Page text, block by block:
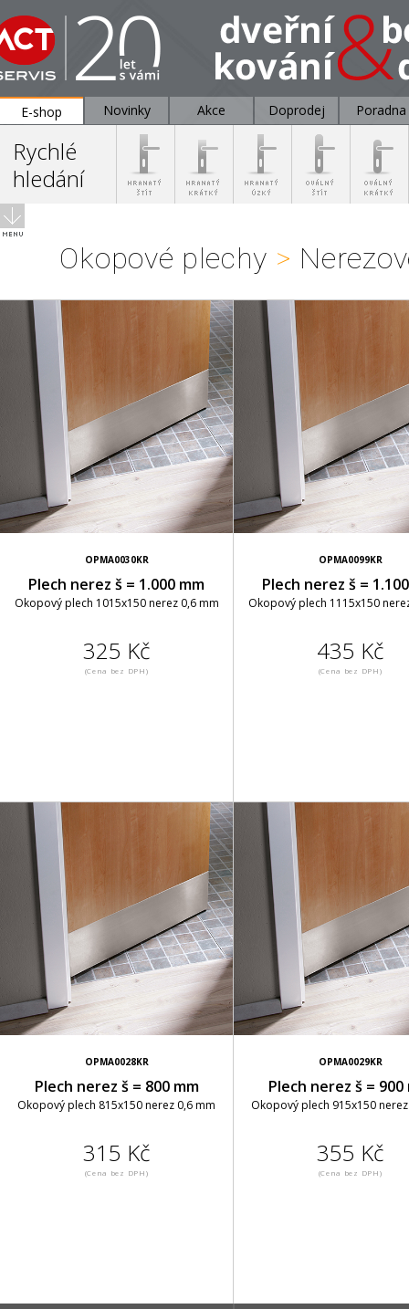
E-shop Novinky Akce Doprodej Poradna
Rychlé
hledání
Okopové plechy >
OPMA0030KR
Plech nerez š = 1.000 mm
Okopový plech 1015x150 nerez 0,6 mm
325 Kč
(Cena bez DPH)
OPMA0099KR
Plech nerez š =
Okopový plech 1115x150
435 Kč
(Cena bez DPH)
OPMA0028KR
Plech nerez š = 800 mm
Okopový plech 815x150 nerez 0,6 mm
315 Kč
(Cena bez DPH)
OPMA0029KR
Plech nerez š = 900
Okopový plech 915x150
355 Kč
(Cena bez DPH)